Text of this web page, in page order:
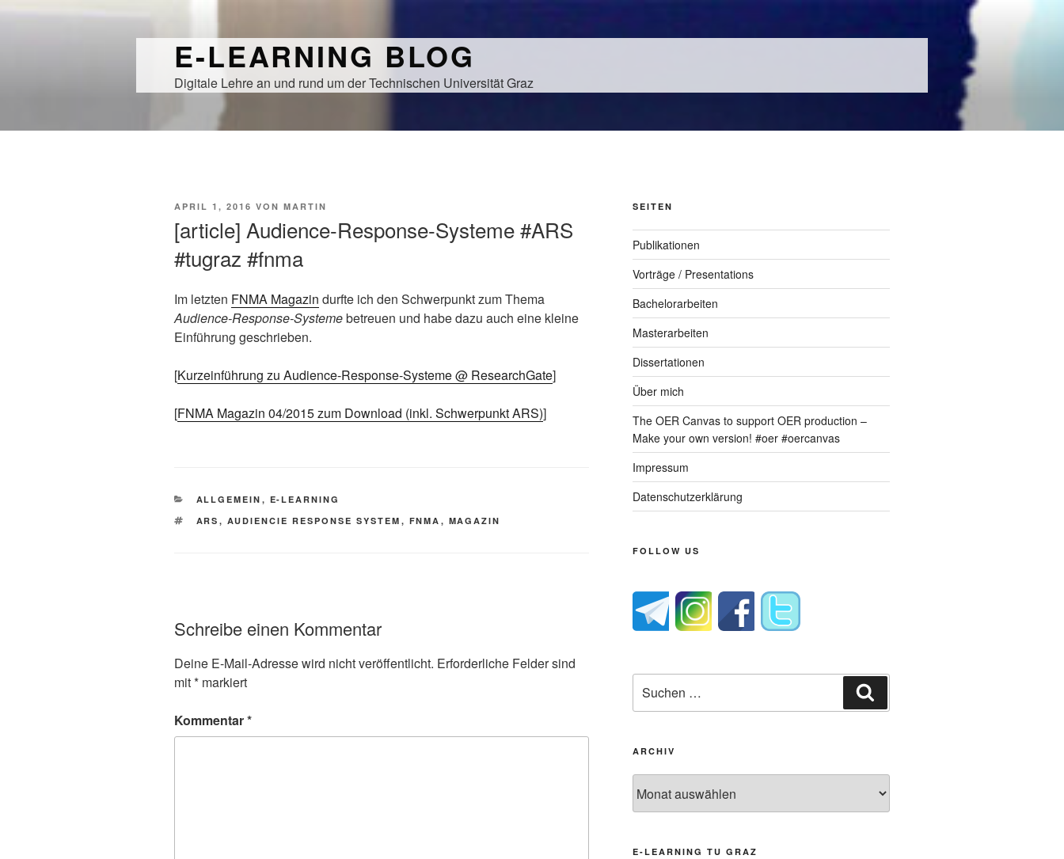
E-LEARNING BLOG
Digitale Lehre an und rund um der Technischen Universität Graz
VERÖFFENTLICHT
APRIL 1, 2016 VON MARTIN
[article] Audience-Response-Systeme #ARS
#tugraz #fnma
Im letzten FNMA Magazin durfte ich den Schwerpunkt zum Thema
Audience-Response-Systemebetreuen und habe dazu auch eine kleine
Einführung geschrieben.
[Kurzeinführung zu Audience-Response-Systeme @ ResearchGate]
[FNMA Magazin 04/2015 zum Download (inkl. Schwerpunkt ARS)]
KATEGORIEN
ALLGEMEIN , E-LEARNING
SCHLAGWÖRTER
ARS , AUDIENCIE RESPONSE SYSTEM , FNMA , MAGAZIN
Schreibe einen Kommentar
Deine E-Mail-Adresse wird nicht veröffentlicht. Erforderliche Felder sind
mit* markiert
Kommentar*
SEITEN
Publikationen
Vorträge / Presentations
Bachelorarbeiten
Masterarbeiten
Dissertationen
Über mich
The OER Canvas to support OER production –
Make your own version! #oer #oercanvas
Impressum
Datenschutzerklärung
FOLLOW US
nach:
ARCHIV
E-LEARNING TU GRAZ